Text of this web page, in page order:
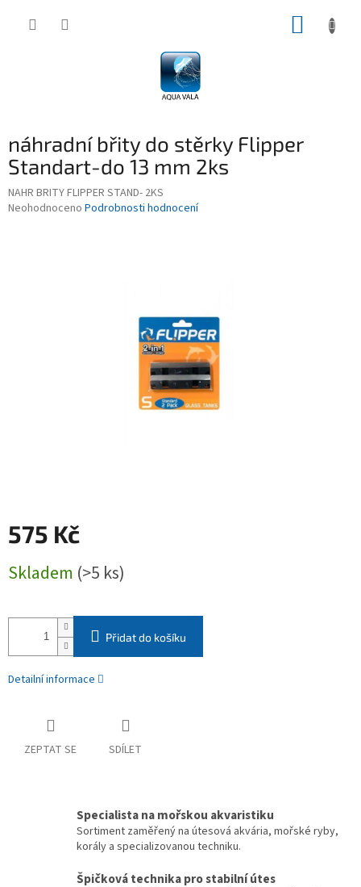
náhradní břity do stěrky Flipper
Standart-do 13 mm 2ks
NAHR BRITY FLIPPER STAND- 2KS
Průměrné
Neohodnoceno Podrobnosti hodnocení
575 Kč
cena:
Skladem (>5 ks)
Přidat do košíku
Detailní informace
ZEPTAT SE SDÍLET
Specialista na mořskou akvaristiku
Sortiment zaměřený na útesová akvária, mořské ryby,
korály a specializovanou techniku.
Špičková technika pro stabilní útes